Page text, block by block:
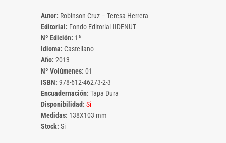
Autor: Robinson Cruz – Teresa Herrera
Editorial: Fondo Editorial IIDENUT
Nº Edición: 1ª
Idioma: Castellano
Año: 2013
Nº Volúmenes: 01
ISBN:978-612-46273-2-3
Encuadernación: Tapa Dura
Disponibilidad: Si
Medidas: 138X103 mm
Stock: Si